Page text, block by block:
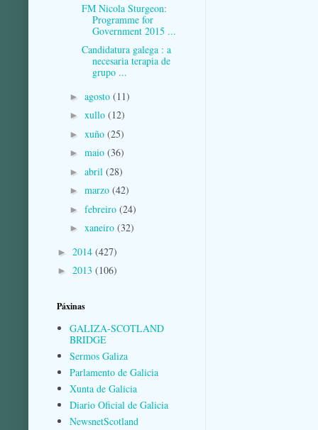
FM Nicola Sturgeon:
Programme for
Government 2015 ...
Candidatura galega : a
necesaria terapia de
grupo ...
► agosto (11)
► xullo (12)
► xuño (25)
► maio (36)
► abril (28)
► marzo (42)
► febreiro (24)
► xaneiro (32)
► 2014 (427)
► 2013 (106)
Páxinas
GALIZA-SCOTLAND
BRIDGE
Sermos Galiza
Parlamento de Galicia
Xunta de Galicia
Diario Oficial de Galicia
NewsnetScotland